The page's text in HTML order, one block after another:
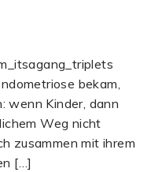
bekam,
wenn Kinder, dann
Weg nicht
zusammen mit ihrem
[…]